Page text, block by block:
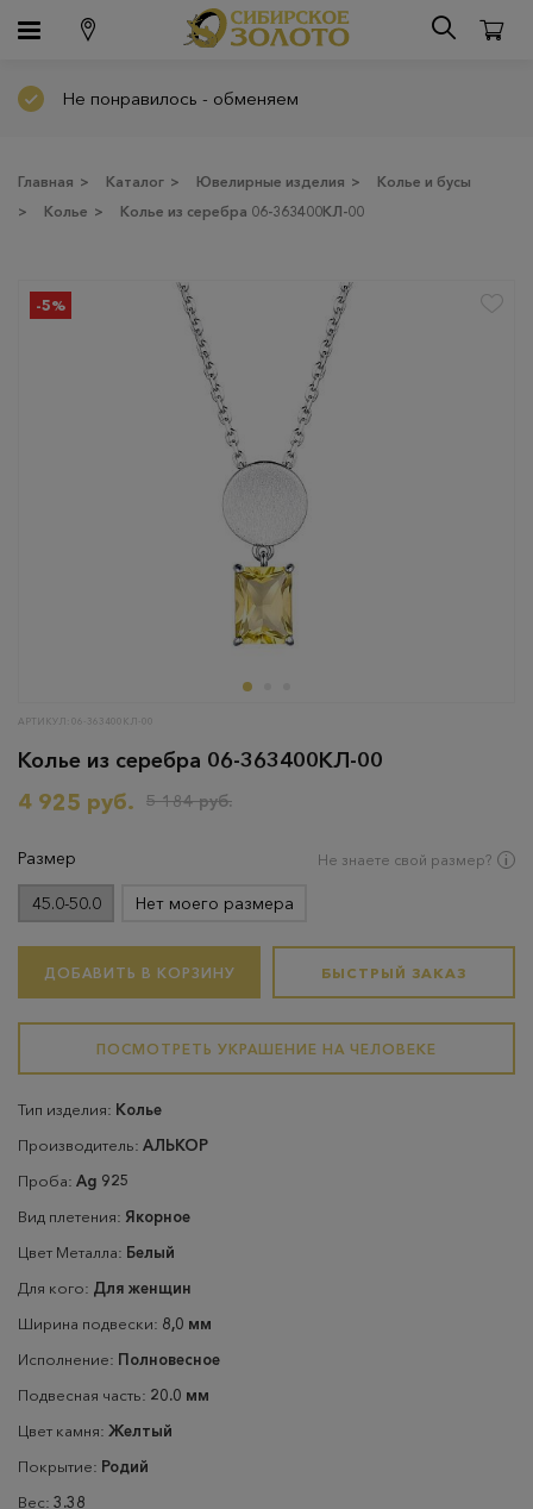
Не понравилось - обменяем
Главная > Каталог > Ювелирные изделия >
Колье и бусы
>
Колье > Колье из серебра 06-363400КЛ-00
-5%
АРТИКУЛ: 06-363400КЛ-00
Колье из серебра 06-363400КЛ-00
4 925 руб.
5 184 руб.
Размер Не знаете свой размер?
45.0-50.0 Нет моего размера
ДОБАВИТЬ В КОРЗИНУ БЫСТРЫЙ ЗАКАЗ
ПОСМОТРЕТЬ УКРАШЕНИЕ НА ЧЕЛОВЕКЕ
Тип изделия: Колье
Производитель: АЛЬКОР
Проба: Ag 925
Вид плетения: Якорное
Цвет Металла: Белый
Для кого: Для женщин
Ширина подвески: 8,0 мм
Исполнение: Полновесное
Подвесная часть: 20.0 мм
Цвет камня: Желтый
Покрытие: Родий
Вес: 3.38